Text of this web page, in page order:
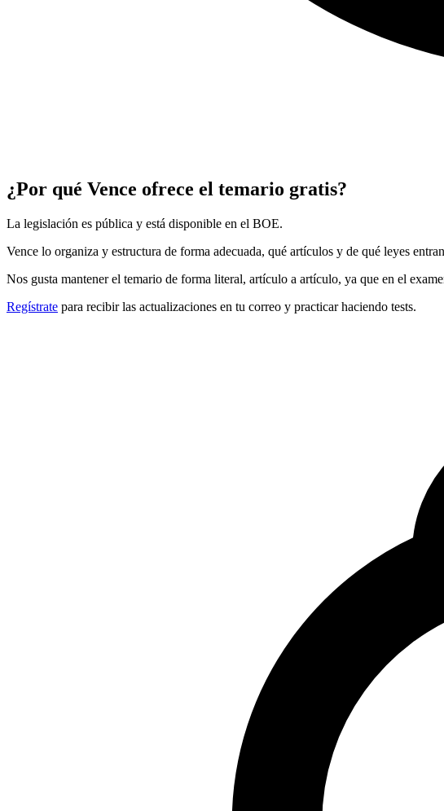
¿Por qué Vence ofrece el temario gratis?
La legislación es pública y está disponible en el BOE.
Vence lo organiza y estructura de forma adecuada, qué artículos y de qué leyes
Nos gusta mantener el temario de forma literal, artículo a artículo, ya que en el
Regístrate para recibir las actualizaciones en tu correo y practicar haciendo tests.